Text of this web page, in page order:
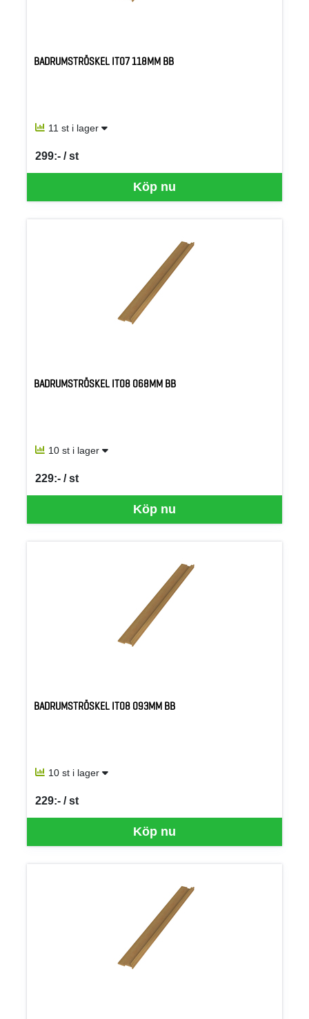
BADRUMSTRÖSKEL IT07 118MM BB
11 st i lager
Köp nu
299:- / st
SEK per ST
BADRUMSTRÖSKEL IT08 068MM BB
10 st i lager
Köp nu
229:- / st
SEK per ST
BADRUMSTRÖSKEL IT08 093MM BB
10 st i lager
Köp nu
229:- / st
SEK per ST